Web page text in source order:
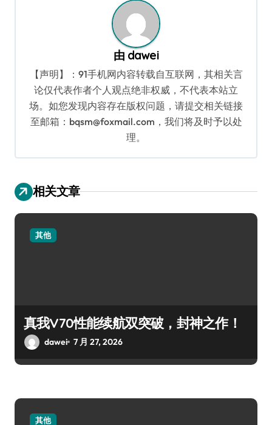
由 dawei
【声明】：91手机网内容转载自互联网，其相关言
论仅代表作者个人观点绝非权威，不代表本站立
场。如您发现内容存在版权问题，请提交相关链接
至邮箱：bqsm@foxmail.com，我们将及时予以处
理。
相关文章
其他
真我V70性能续航双突破，封神之作！
dawei 7 月 27, 2026
其他